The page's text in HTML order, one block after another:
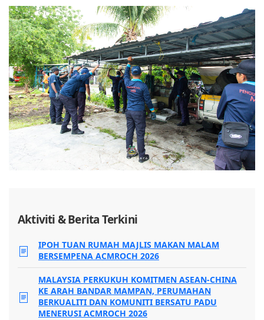
Aktiviti & Berita Terkini
IPOH TUAN RUMAH MAJLIS MAKAN MALAM
BERSEMPENA ACMROCH 2026
MALAYSIA PERKUKUH KOMITMEN ASEAN-CHINA
KE ARAH BANDAR MAMPAN, PERUMAHAN
BERKUALITI DAN KOMUNITI BERSATU PADU
MENERUSI ACMROCH 2026